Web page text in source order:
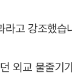
라고 강조했습
외교 물줄기